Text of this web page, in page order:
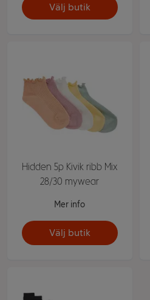
Välj butik
Hidden 5p Kivik ribb Mix
28/30 mywear
Mer info
Välj butik